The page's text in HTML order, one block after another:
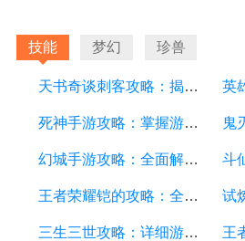
技能 梦幻 珍兽
天书奇谈刺客攻略：揭秘最强刺客技巧，助你成为顶尖玩家
死神手游攻略：掌握游戏技巧，轻松成为顶级玩家
幻城手游攻略：全面解析游戏技巧、装备选择和副本攻略
王者荣耀铠的攻略：全面解析铠的技能、装备、打法和团队配合
三生三世攻略：详细游戏攻略方面的描述